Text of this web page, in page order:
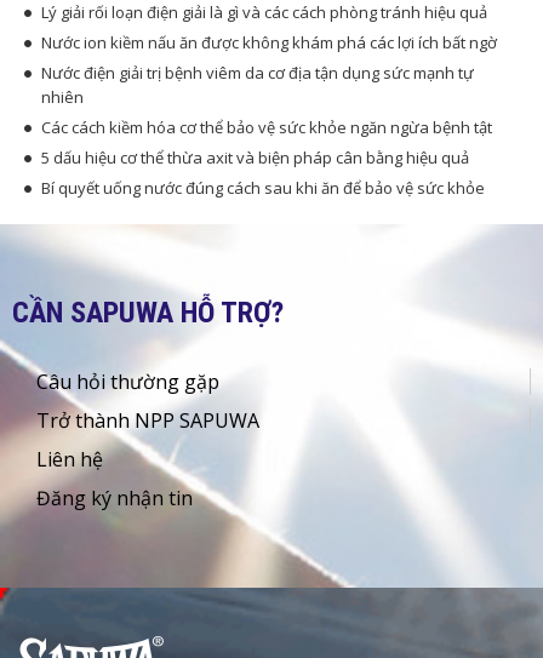
Lý giải rối loạn điện giải là gì và các cách phòng tránh hiệu quả
Nước ion kiềm nấu ăn được không khám phá các lợi ích bất ngờ
Nước điện giải trị bệnh viêm da cơ địa tận dụng sức mạnh tự
nhiên
Các cách kiềm hóa cơ thể bảo vệ sức khỏe ngăn ngừa bệnh tật
5 dấu hiệu cơ thể thừa axit và biện pháp cân bằng hiệu quả
Bí quyết uống nước đúng cách sau khi ăn để bảo vệ sức khỏe
CẦN SAPUWA HỖ TRỢ?
Câu hỏi thường gặp
Trở thành NPP SAPUWA
Liên hệ
Đăng ký nhận tin